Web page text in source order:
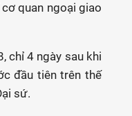
quan ngoại giao
chỉ 4 ngày sau khi
đầu tiên trên thế
sứ.